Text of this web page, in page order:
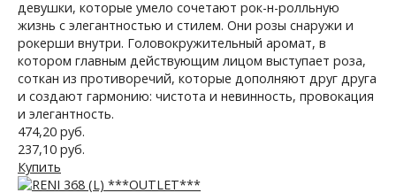
девушки, которые умело сочетают рок-н-ролльную
жизнь с элегантностью и стилем. Они розы снаружи и
рокерши внутри. Головокружительный аромат, в
котором главным действующим лицом выступает роза,
соткан из противоречий, которые дополняют друг друга
и создают гармонию: чистота и невинность, провокация
и элегантность.
474,20 руб.
237,10 руб.
Купить